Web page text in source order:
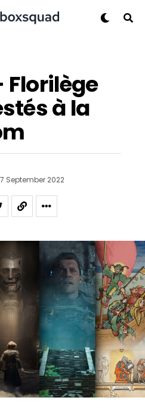
Florilège
à la
7 September 2022